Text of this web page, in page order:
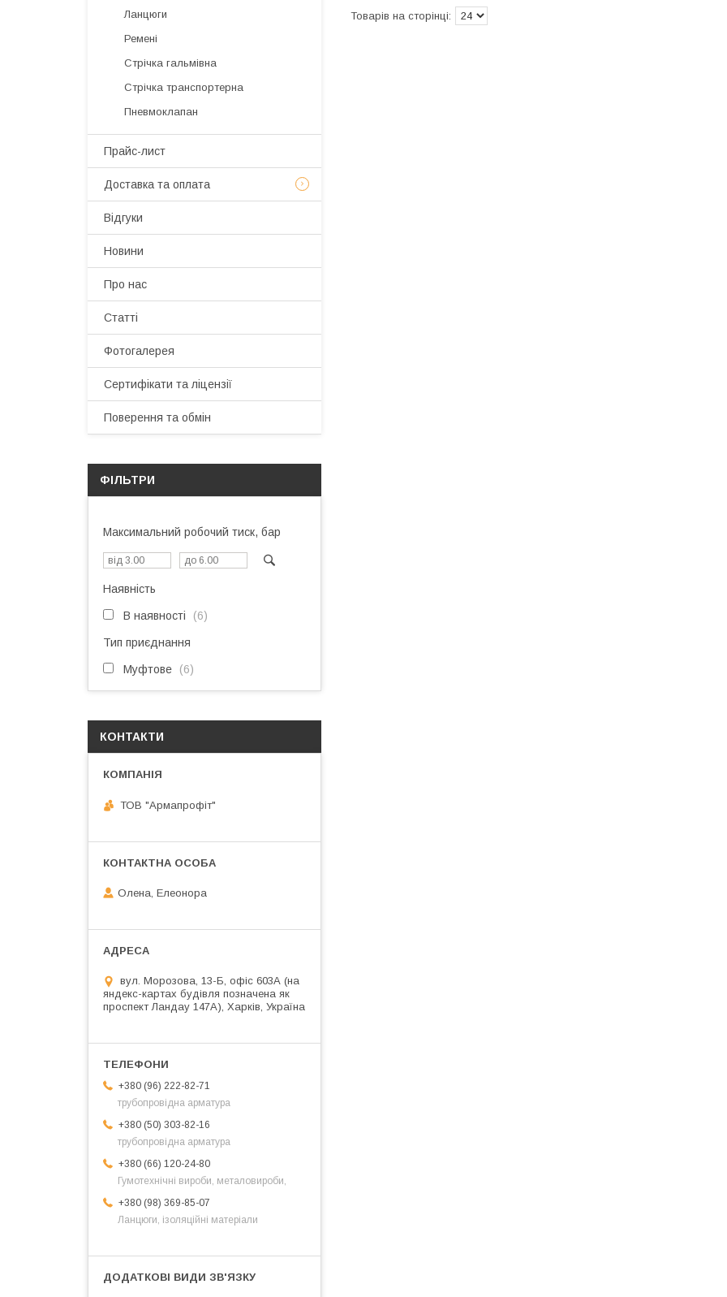
Ланцюги
Ремені
Стрічка гальмівна
Стрічка транспортерна
Пневмоклапан
Прайс-лист
Доставка та оплата
Відгуки
Новини
Про нас
Статті
Фотогалерея
Сертифікати та ліцензії
Поверення та обмін
ФІЛЬТРИ
Максимальний робочий тиск, бар
Наявність
В наявності 6
Тип приєднання
Муфтове 6
КОНТАКТИ
ТОВ "Армапрофіт"
Олена, Елеонора
вул. Морозова, 13-Б, офіс 603А (на
яндекс-картах будівля позначена як
проспект Ландау 147А), Харків, Україна
+380 (96) 222-82-71
трубопровідна арматура
+380 (50) 303-82-16
трубопровідна арматура
+380 (66) 120-24-80
Гумотехнічні вироби, металовироби,
+380 (98) 369-85-07
Ланцюги, ізоляційні матеріали